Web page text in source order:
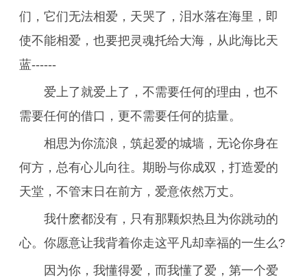
们，它们无法相爱，天哭了，泪水落在海里，即
使不能相爱，也要把灵魂托给大海，从此海比天
蓝------
爱上了就爱上了，不需要任何的理由，也不
需要任何的借口，更不需要任何的掂量。
相思为你流浪，筑起爱的城墙，无论你身在
何方，总有心儿向往。期盼与你成双，打造爱的
天堂，不管末日在前方，爱意依然万丈。
我什麽都没有，只有那颗炽热且为你跳动的
心。你愿意让我背着你走这平凡却幸福的一生么?
因为你，我懂得爱，而我懂了爱，第一个爱